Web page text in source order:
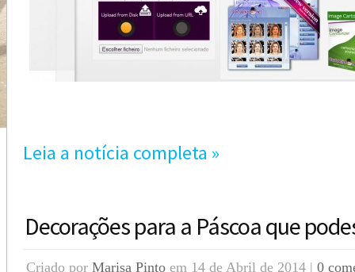
Leia a notícia completa »
Decorações para a Páscoa que
Criado por Marisa Pinto em 14 de Abril de 2014 | 0